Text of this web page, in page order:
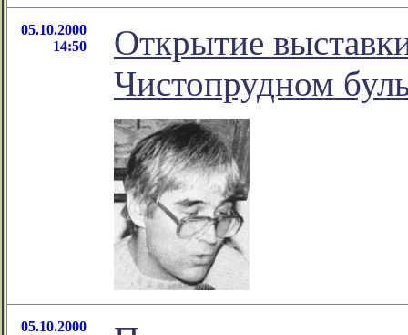
05.10.2000
14:50
Открытие
Чистопрудном
05.10.2000